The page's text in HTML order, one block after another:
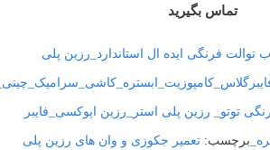
تماس بگیرید
فرنگی ایده ال استاندارد_رزین پلی
توتو_ رزین پلی استر_رزین اپوکسی_فایبر
برچسب:تعمیر جکوزی و وان های رزین پلی